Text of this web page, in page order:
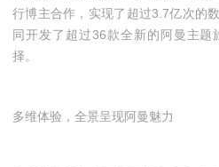
行博主合作，实现了超过3.7亿次的
同开发了超过36款全新的阿曼主
择。
多维体验，全景呈现阿曼魅力